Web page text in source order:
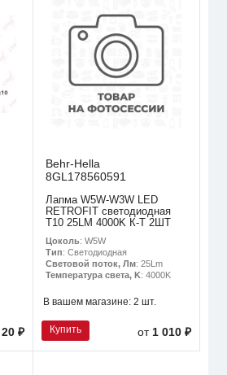
20 ₽
Behr-Hella
8GL178560591
Лапма W5W-W3W LED
RETROFIT светодиодная
T10 25LM 4000K К-Т 2ШТ
Цоколь: W5W
Тип: Светодиодная
Световой поток, Лм: 25Lm
Температура света, K: 4000K
В вашем магазине: 2 шт.
Купить от 1 010 ₽